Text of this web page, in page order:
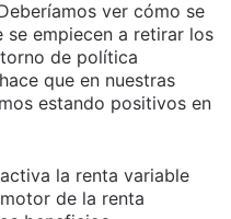
ver cómo se
se empiecen a retirar los
de política
que en nuestras
estando positivos en
la renta variable
de la renta